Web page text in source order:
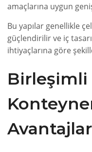
amaçlarına uygun
Bu yapılar genellikle
güçlendirilir ve iç
ihtiyaçlarına göre
Birleşimli